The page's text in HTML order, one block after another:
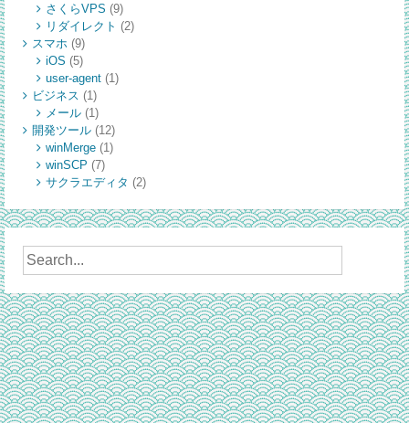
さくらVPS (9)
リダイレクト (2)
スマホ (9)
iOS (5)
user-agent(1)
ビジネス (1)
メール(1)
開発ツール(12)
winMerge(1)
winSCP (7)
サクラエディタ (2)